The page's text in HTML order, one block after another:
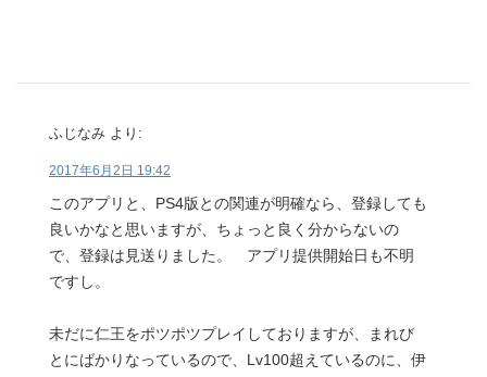
ふじなみ より:
2017年6月2日 19:42
このアプリと、PS4版との関連が明確なら、登録しても
良いかなと思いますが、ちょっと良く分からないの
で、登録は見送りました。 アプリ提供開始日も不明
ですし。
未だに仁王をポツポツプレイしておりますが、まれび
とにばかりなっているので、Lv100超えているのに、伊